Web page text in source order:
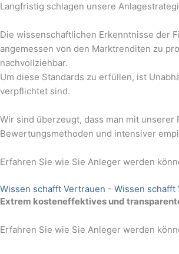
Langfristig schlagen unsere
Die wissenschaftlichen Erkenntnisse der
angemessen von den Marktrenditen zu
nachvollziehbar.
Um diese Standards zu erfüllen, ist
verpflichtet sind.
Wir sind überzeugt, dass man mit
Bewertungsmethoden und intensiver
Erfahren Sie wie Sie Anleger werden
Wissen schafft Vertrauen - Wissen schafft
Extrem kosteneffektives und
Erfahren Sie wie Sie Anleger werden